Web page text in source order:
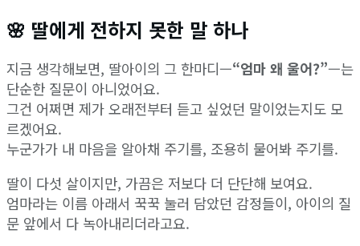
🌸 딸에게 전하지 못한 말 하나
지금 생각해보면, 딸아이의 그 한마디—“엄마 왜 울어?”—는
단순한 질문이 아니었어요.
그건 어쩌면 제가 오래전부터 듣고 싶었던 말이었는지도 모
르겠어요.
누군가가 내 마음을 알아채 주기를, 조용히 물어봐 주기를.
딸이 다섯 살이지만, 가끔은 저보다 더 단단해 보여요.
엄마라는 이름 아래서 꾹꾹 눌러 담았던 감정들이, 아이의 질
문 앞에서 다 녹아내리더라고요.